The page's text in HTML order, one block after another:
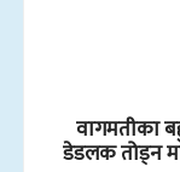
वागमतीका
डेडलक तोड्न